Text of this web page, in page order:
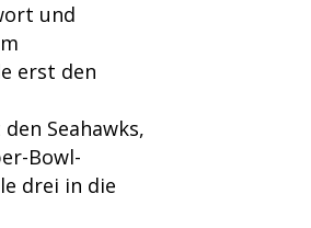
und
erst den
Seahawks,
Bowl-
drei in die